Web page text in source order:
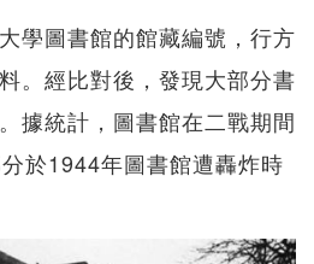
學圖書館的館藏編號，行方
。經比對後，發現大部分書
據統計，圖書館在二戰期間
於1944年圖書館遭轟炸時